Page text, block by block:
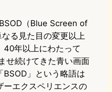
（Blue Screen of
る見た目の変更以上
40年以上にわたって
せ続けてきた青い画面
BSOD」という略語は
ーエクスペリエンスの